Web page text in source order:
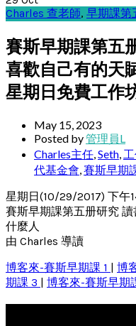
Charles 查老師, 早期課第
賽斯早期課第五
喜歡自己有的天
星期日免費工作
May 15, 2023
Posted by管理員L
Charles主任,Seth,
代基金會,賽斯早期
星期日(10/29/2017) 下午
賽斯早期課第五册研究
什麼人
由 Charles 導讀
博客來-賽斯早期課 1
博
期課 3
博客來-賽斯早期